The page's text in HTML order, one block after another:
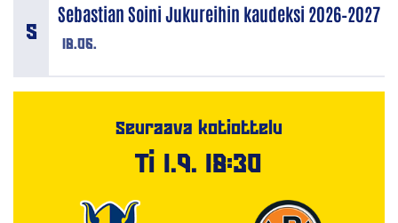
18.06.
Sebastian Soini Jukureihin kaudeksi 2026–2027
Seuraava kotiottelu
Ti 1.9. 18:30